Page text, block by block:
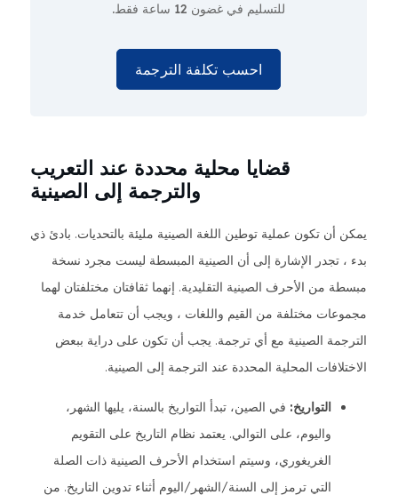
للتسليم في غضون 12 ساعة فقط.
احسب تكلفة الترجمة
قضايا محلية محددة عند التعريب
والترجمة إلى الصينية
يمكن أن تكون عملية توطين اللغة الصينية مليئة بالتحديات. بادئ ذي
بدء ، تجدر الإشارة إلى أن الصينية المبسطة ليست مجرد نسخة
مبسطة من الأحرف الصينية التقليدية. إنهما ثقافتان مختلفتان لهما
مجموعات مختلفة من القيم واللغات ، ويجب أن تتعامل خدمة
الترجمة الصينية مع أي ترجمة. يجب أن تكون على دراية ببعض
الاختلافات المحلية المحددة عند الترجمة إلى الصينية.
التواريخ: في الصين، تبدأ التواريخ بالسنة، يليها الشهر،
واليوم، على التوالي. يعتمد نظام التاريخ على التقويم
الغريغوري، وسيتم استخدام الأحرف الصينية ذات الصلة
التي ترمز إلى السنة/الشهر/اليوم أثناء تدوين التاريخ. من